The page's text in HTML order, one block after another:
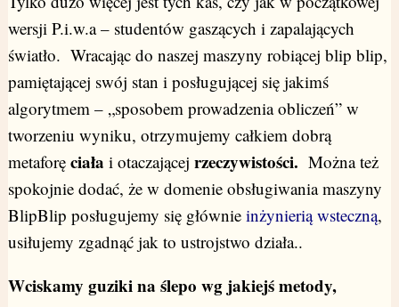
wersji P.i.w.a – studentów gaszących i zapalających
światło. Wracając do naszej maszyny robiącej blip blip,
pamiętającej swój stan i posługującej się jakimś
algorytmem – „sposobem prowadzenia obliczeń” w
tworzeniu wyniku, otrzymujemy całkiem dobrą
metaforę ciała i otaczającej rzeczywistości. Można też
spokojnie dodać, że w domenie obsługiwania maszyny
BlipBlip posługujemy się głównie inżynierią wsteczną,
usiłujemy zgadnąć jak to ustrojstwo działa..
Wciskamy guziki na ślepo wg jakiejś metody,